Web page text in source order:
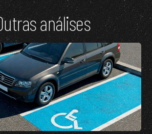
análises